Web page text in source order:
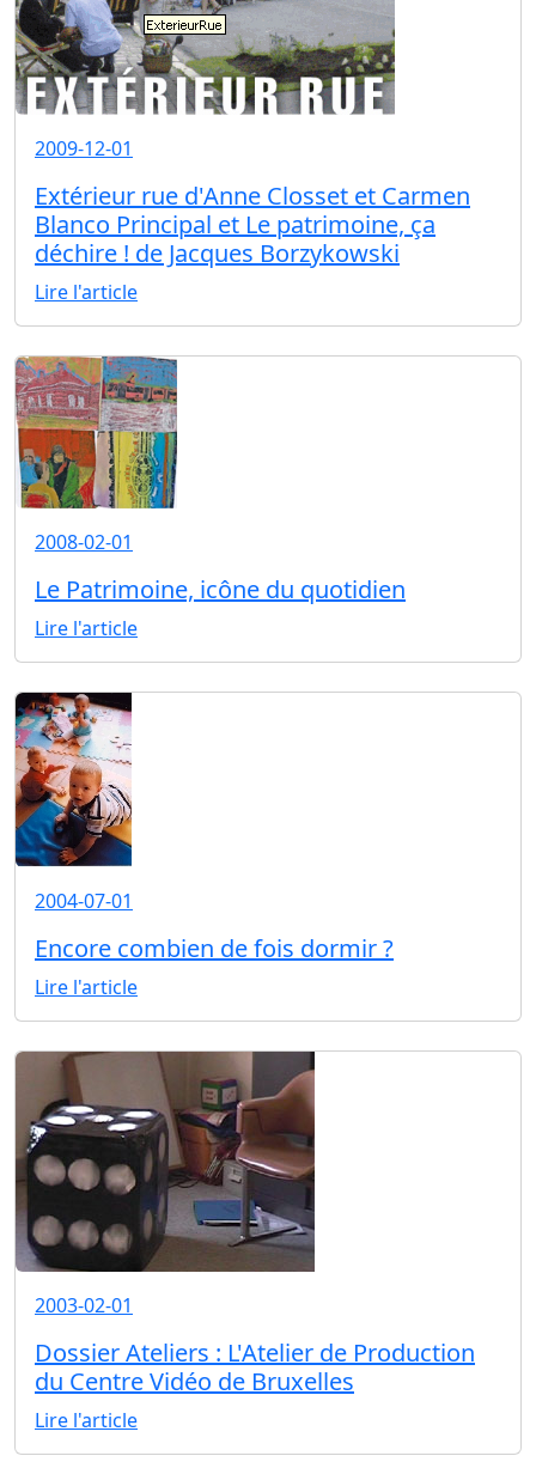
2009-12-01
Extérieur rue d'Anne Closset et Carmen
Blanco Principal et Le patrimoine, ça
déchire ! de Jacques Borzykowski
Lire l'article
2008-02-01
Le Patrimoine, icône du quotidien
Lire l'article
2004-07-01
Encore combien de fois dormir ?
Lire l'article
2003-02-01
Dossier Ateliers : L'Atelier de Production
du Centre Vidéo de Bruxelles
Lire l'article